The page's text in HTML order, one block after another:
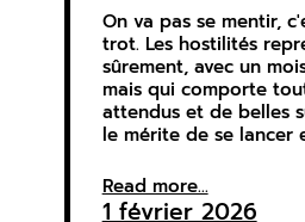
On va pas se mentir,
trot. Les hostilités
sûrement, avec un
mais qui comporte
attendus et de belles
le mérite de se lancer
Read more...
1 février 2026